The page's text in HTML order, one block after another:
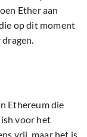
Ether aan
op dit moment
Ethereum die
voor het
vrij, maar het is